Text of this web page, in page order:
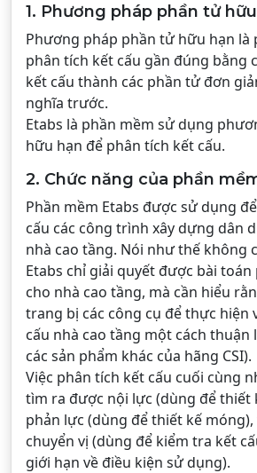
1. Phương pháp phần tử
Phương pháp phần tử hữu hạn là
phân tích kết cấu gần đúng bằng
kết cấu thành các phần tử đơn
nghĩa trước.
Etabs là phần mềm sử dụng
hữu hạn để phân tích kết cấu.
2. Chức năng của phần
Phần mềm Etabs được sử dụng
cấu các công trình xây dựng dân
nhà cao tầng. Nói như thế không
Etabs chỉ giải quyết được bài
cho nhà cao tầng, mà cần hiểu
trang bị các công cụ để thực hiện
cấu nhà cao tầng một cách thuận
các sản phẩm khác của hãng CSI).
Việc phân tích kết cấu cuối cùng
tìm ra được nội lực (dùng để thiết
phản lực (dùng để thiết kế móng),
chuyển vị (dùng để kiểm tra kết
giới hạn về điều kiện sử dụng).